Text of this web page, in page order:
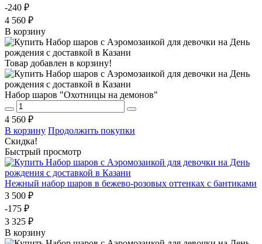
-240 ₽
4 560 ₽
В корзину
Товар добавлен в корзину!
Набор шаров "Охотницы на демонов"
4 560 ₽
В корзину Продолжить покупки
Скидка!
Быстрый просмотр
Нежный набор шаров в бежево-розовых оттенках с бантиками
3 500 ₽
-175 ₽
3 325 ₽
В корзину